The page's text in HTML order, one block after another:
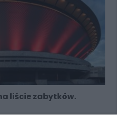
liście zabytków.